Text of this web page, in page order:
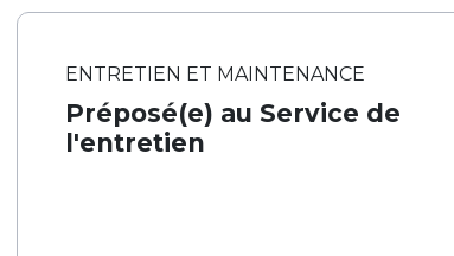
ENTRETIEN ET MAINTENANCE
Préposé(e) au Service de
l'entretien